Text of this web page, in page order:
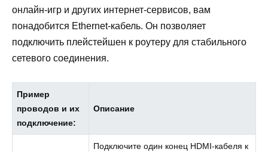
онлайн-игр и других интернет-сервисов, вам
понадобится Ethernet-кабель. Он позволяет
подключить плейстейшен к роутеру для стабильного
сетевого соединения.
Пример
проводов и их
подключение:
Описание
Подключите один конец HDMI-кабеля к